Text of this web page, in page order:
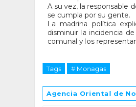
A su vez, la responsable
se cumpla por su gente.
La madrina política
disminuir la incidencia
comunal y los
Tags # Monagas
Agencia Oriental de